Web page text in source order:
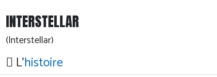
INTERSTELLAR
(Interstellar)
L'histoire